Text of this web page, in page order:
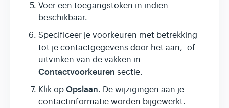
Voer een toegangstoken in indien
beschikbaar.
Specificeer je voorkeuren met betrekking
tot je contactgegevens door het aan,- of
uitvinken van de vakken in
Contactvoorkeuren sectie.
Klik op Opslaan. De wijzigingen aan je
contactinformatie worden bijgewerkt.